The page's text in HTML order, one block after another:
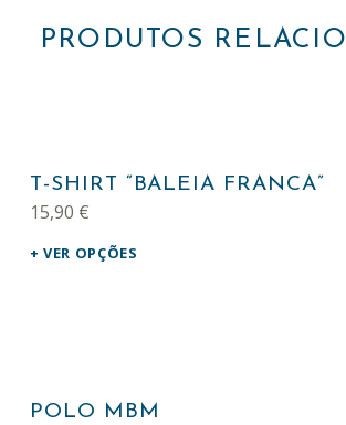
PRODUTOS
T-SHIRT “BALEIA FRANCA”
15,90 €
VER OPÇÕES
POLO MBM